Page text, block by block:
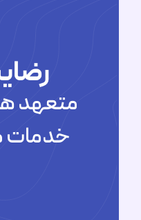
متعهد
خدمات